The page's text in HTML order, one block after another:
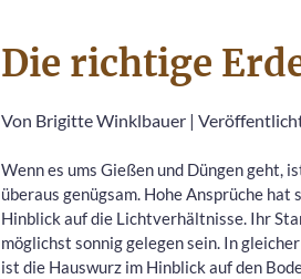
Die richtige
Von Brigitte Winklbauer |
Wenn es ums Gießen und Düngen geht,
überaus genügsam. Hohe Ansprüche hat
Hinblick auf die Lichtverhältnisse. Ihr
möglichst sonnig gelegen sein. In
ist die Hauswurz im Hinblick auf den